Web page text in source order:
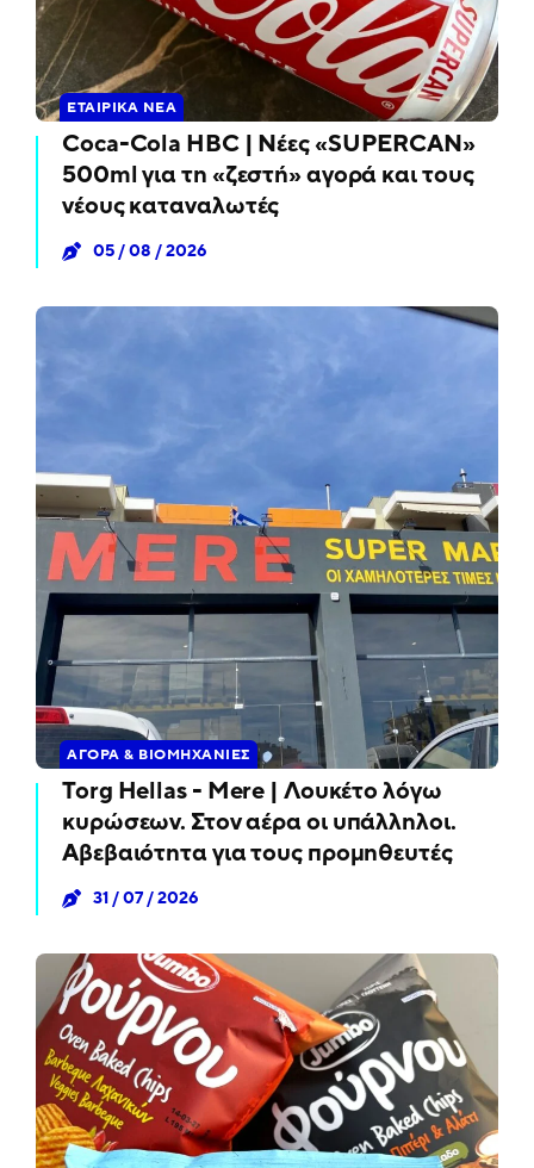
ΕΤΑΙΡΙΚΆ ΝΈΑ
Coca-Cola HBC | Νέες «SUPERCAN»
500ml για τη «ζεστή» αγορά και τους
νέους καταναλωτές
05 / 08 / 2026
ΑΓΟΡΆ & ΒΙΟΜΗΧΑΝΊΕΣ
Torg Hellas - Mere | Λουκέτο λόγω
κυρώσεων. Στον αέρα οι υπάλληλοι.
Αβεβαιότητα για τους προμηθευτές
31 / 07 / 2026